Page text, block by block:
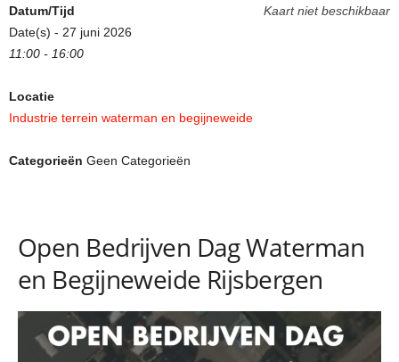
Kaart niet beschikbaar
Datum/Tijd
Date(s) - 27 juni 2026
11:00 - 16:00
Locatie
Industrie terrein waterman en begijneweide
Categorieën Geen Categorieën
Open Bedrijven Dag Waterman
en Begijneweide Rijsbergen